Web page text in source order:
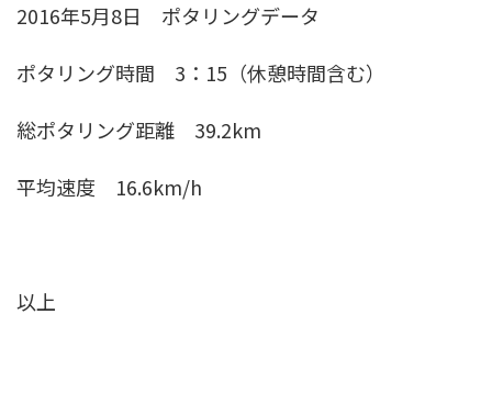
2016年5月8日 ポタリングデータ
ポタリング時間 3：15（休憩時間含む）
総ポタリング距離 39.2km
平均速度 16.6km/h
以上